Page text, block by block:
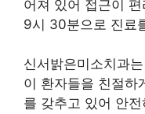
어져 있어 접근이
9시 30분으로 진료
신서밝은미소치과
이 환자들을 친절하
를 갖추고 있어 안